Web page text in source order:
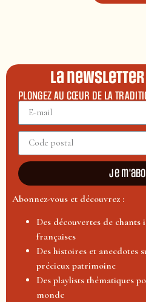
La
PLONGEZ AU CŒUR DE LA
Je
Abonnez-vous et découvrez :
Des découvertes de chants
françaises
Des histoires et anecdotes
précieux patrimoine
Des playlists thématiques
monde